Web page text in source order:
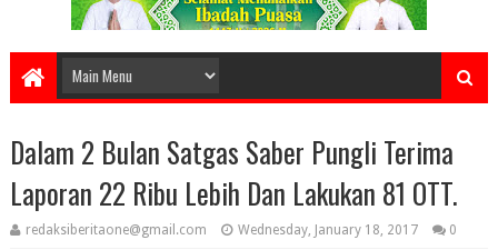
Dalam 2 Bulan Satgas Saber Pungli Terima
Laporan 22 Ribu Lebih Dan Lakukan 81 OTT.
redaksiberitaone@gmail.com Wednesday, January 18, 2017 0